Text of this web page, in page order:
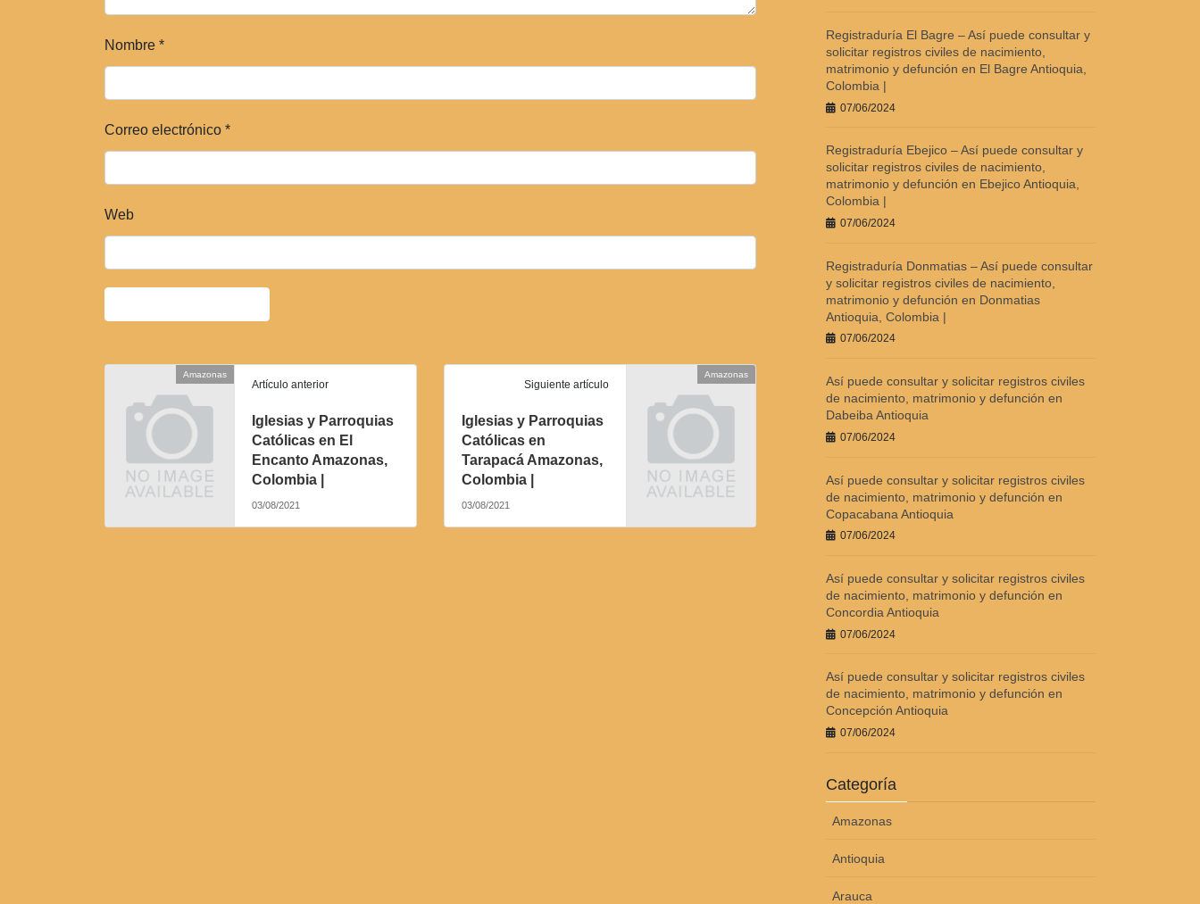
Nombre *
Correo electrónico *
Web
Amazonas
Artículo anterior
Iglesias y Parroquias
Católicas en El
Encanto Amazonas,
Colombia |
03/08/2021
Amazonas
Siguiente artículo
Iglesias y Parroquias
Católicas en
Tarapacá Amazonas,
Colombia |
03/08/2021
Registraduría El Bagre – Así puede consultar y
solicitar registros civiles de nacimiento,
matrimonio y defunción en El Bagre Antioquia,
Colombia |
07/06/2024
Registraduría Ebejico – Así puede consultar y
solicitar registros civiles de nacimiento,
matrimonio y defunción en Ebejico Antioquia,
Colombia |
07/06/2024
Registraduría Donmatias – Así puede consultar
y solicitar registros civiles de nacimiento,
matrimonio y defunción en Donmatias
Antioquia, Colombia |
07/06/2024
Así puede consultar y solicitar registros civiles
de nacimiento, matrimonio y defunción en
Dabeiba Antioquia
07/06/2024
Así puede consultar y solicitar registros civiles
de nacimiento, matrimonio y defunción en
Copacabana Antioquia
07/06/2024
Así puede consultar y solicitar registros civiles
de nacimiento, matrimonio y defunción en
Concordia Antioquia
07/06/2024
Así puede consultar y solicitar registros civiles
de nacimiento, matrimonio y defunción en
Concepción Antioquia
07/06/2024
Categoría
Amazonas
Antioquia
Arauca